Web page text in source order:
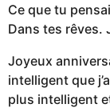
Ce que tu
Dans tes rêves.
Joyeux
intelligent que
plus intelligent